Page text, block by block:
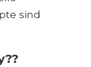
sind